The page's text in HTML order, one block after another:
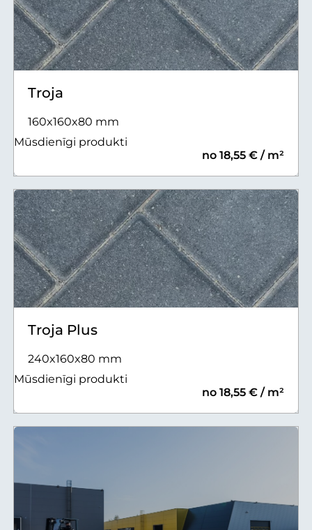
Troja
160x160x80 mm
Mūsdienīgi produkti
no 18,55 € / m²
Troja Plus
240x160x80 mm
Mūsdienīgi produkti
no 18,55 € / m²